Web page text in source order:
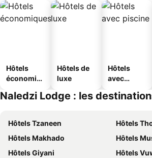
Hôtels
économiq
Hôtels de
luxe
Hôtels
avec
Naledzi Lodge : les
Hôtels Tzaneen
Hôtels
Hôtels Makhado
Hôtels
Hôtels Giyani
Hôtels